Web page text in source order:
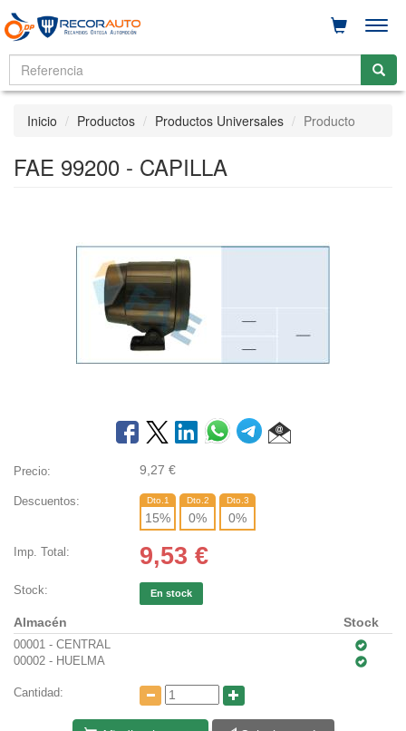
Inicio Productos Productos Universales Producto
FAE 99200 - CAPILLA
Precio: 9,27 €
Descuentos: Dto.1
15%
Dto.2
0%
Dto.3
0%
Imp. Total: 9,53 €
Stock: En stock
Almacén Stock
00001 - CENTRAL
00002 - HUELMA
Cantidad: